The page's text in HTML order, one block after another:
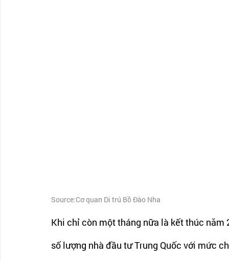
Source:Cơ quan Di trú Bồ Đào Nha
Khi chỉ còn một tháng nữa là kết thúc
số lượng nhà đầu tư Trung Quốc với mức